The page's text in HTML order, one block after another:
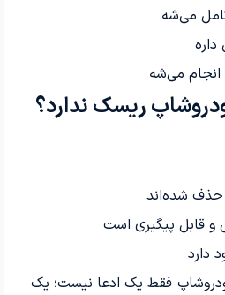
می‌شه
داره
انجام می‌شه
ریسک ندارد؟
شده‌اند
قابل پیگیری است
دارد
فقط یک ادعا نیست؛ یک